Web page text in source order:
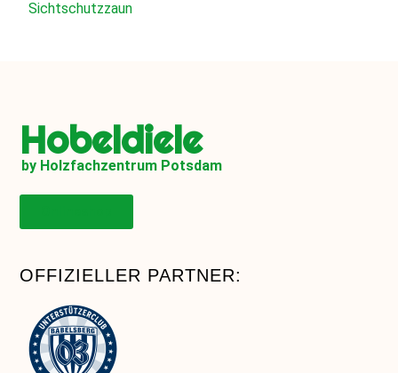
Sichtschutzzaun
Hobeldiele
by Holzfachzentrum Potsdam
OFFIZIELLER PARTNER: